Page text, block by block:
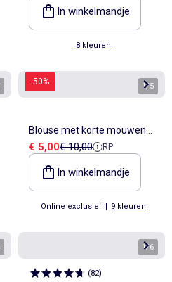
In winkelmandje
8 kleuren
-50% 1/5
Blouse met korte mouwen
en V-hals
Verkoopprijs
€ 5,00Referentieprijs
€ 10,00 RP
In winkelmandje
Online exclusief | 9 kleuren
1/6
(82)